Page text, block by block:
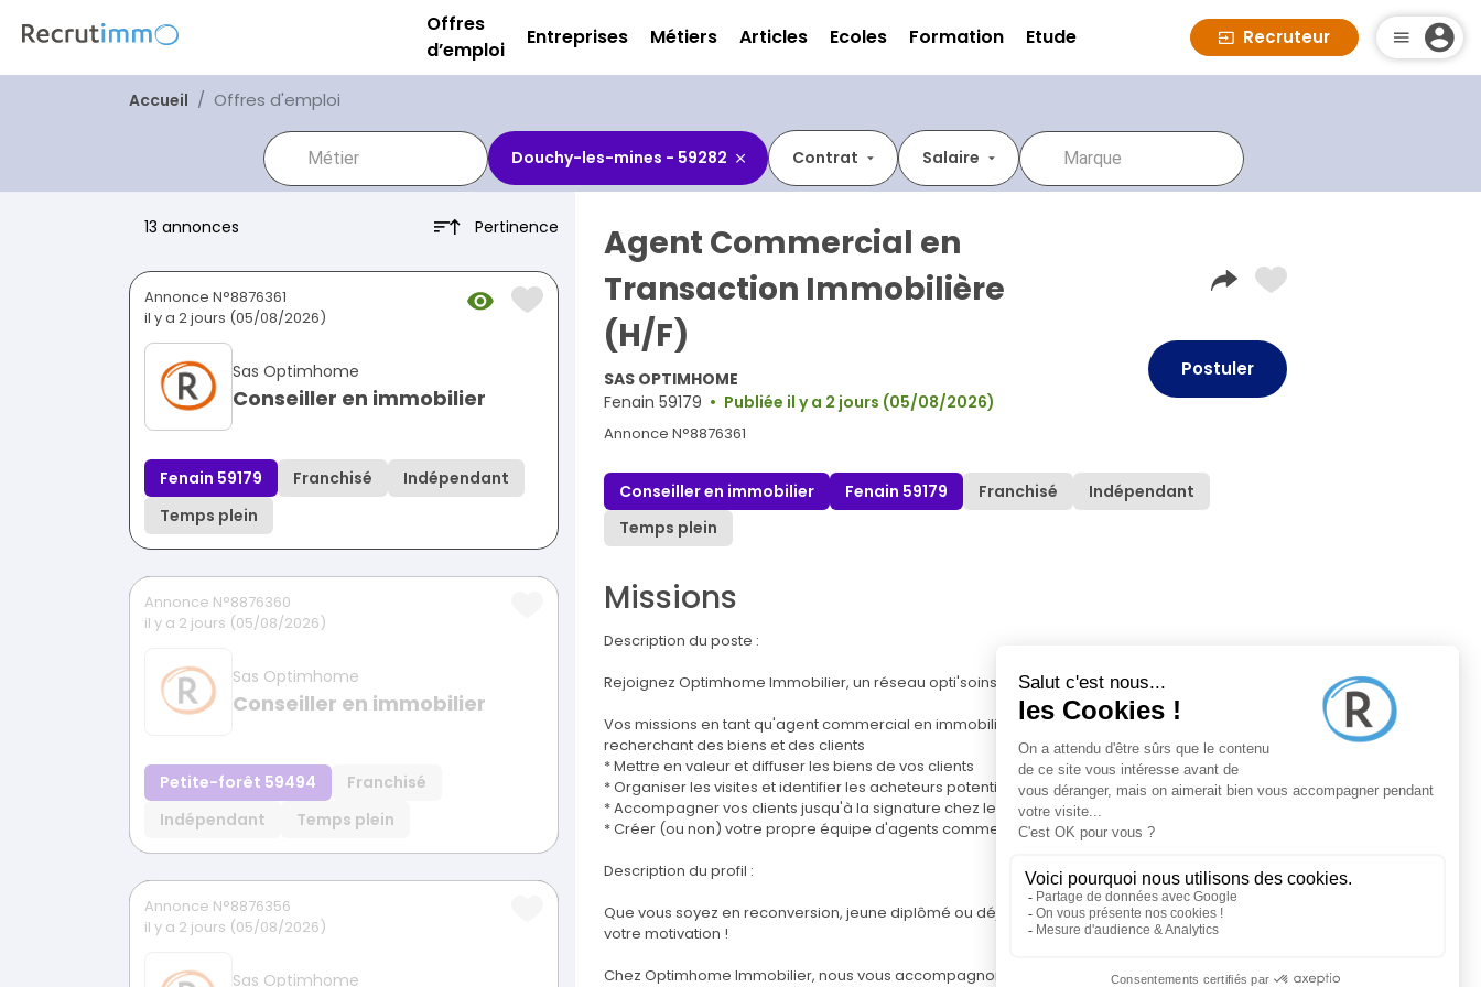
Offres
d’emploi
Entreprises Métiers Articles Ecoles Formation Etude Recruteur
Accueil Offres d'emploi
Douchy-les-mines - 59282 Contrat Salaire
13 annonces Pertinence
Annonce N°8876361
il y a 2 jours (05/08/2026)
Sas Optimhome
Conseiller en immobilier
Fenain 59179 Franchisé
Indépendant
Temps plein
Annonce N°8876360
il y a 2 jours (05/08/2026)
Sas Optimhome
Conseiller en immobilier
Petite-forêt 59494
Franchisé
Indépendant
Temps plein
Annonce N°8876356
il y a 2 jours (05/08/2026)
Sas Optimhome
Agent Commercial en
Transaction Immobilière
(H/F)
SAS OPTIMHOME
Fenain 59179
Publiée il y a 2 jours (05/08/2026)
Annonce N°8876361
Postuler
Conseiller en immobilier Fenain 59179 Franchisé
Indépendant
Temps plein
Missions
Description du poste :
Rejoignez Optimhome Immobilier, un réseau opti'soins !
Vos missions en tant qu'agent commercial en immobilier Développer votre portefeuille en
recherchant des biens et des clients
* Mettre en valeur et diffuser les biens de vos clients
* Organiser les visites et identifier les acheteurs potentiels
* Accompagner vos clients jusqu'à la signature chez le notaire
* Créer (ou non) votre propre équipe d'agents commerciaux en immobilier
Description du profil :
Que vous soyez en reconversion, jeune diplômé ou déjà dans l'immobilier, ce qui compte c'est
votre motivation !
Chez Optimhome Immobilier, nous vous accompagnons pour développer vos compétences